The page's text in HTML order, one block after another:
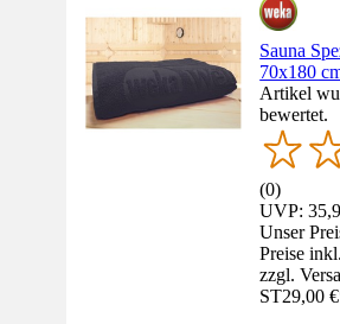
Sauna
70x180
Artikel
bewertet.
(0)
UVP:
Unser
Preise
zzgl.
ST29,00 €